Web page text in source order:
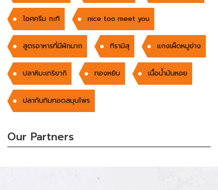
ไอศครีม กะทิ nice too meet you
สูตรอาหารที่มีผักมาก ทิรามิสุ แกงเผ็ดหมูย่าง
ปลาหิมะเทริยากิ ทองหยิบ เนื้อนํ้ามันหอย
ปลาทับทิมทอดสมุนไพร
Our Partners